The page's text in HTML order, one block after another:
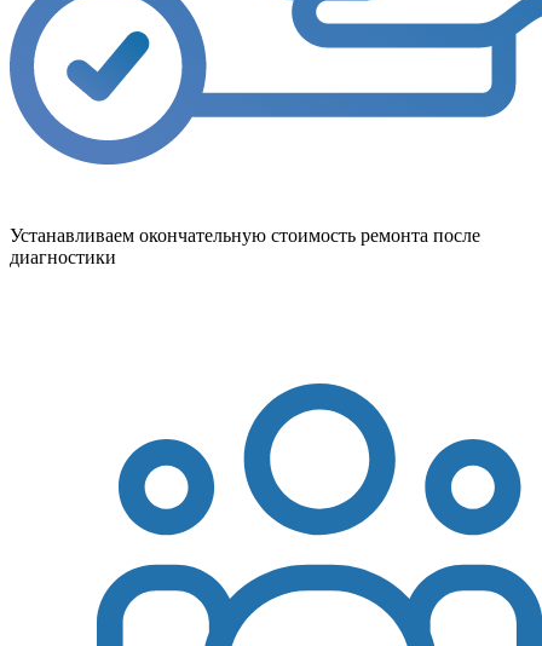
Устанавливаем окончательную стоимость ремонта после
диагностики